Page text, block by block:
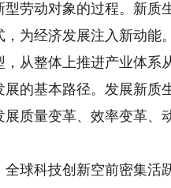
劳动对象的过程。新质
为经济发展注入新动能
从整体上推进产业体系
的基本路径。发展新质
质量变革、效率变革、
科技创新空前密集活